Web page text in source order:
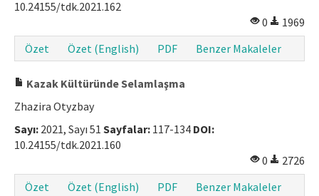
ISSN: 1301-0077 · e-ISSN: 2651-5091
10.24155/tdk.2021.162
0
1969
Özet
Özet (English) PDF Benzer Makaleler
Kazak Kültüründe Selamlaşma
Zhazira Otyzbay
Sayı: 2021, Sayı 51 Sayfalar: 117-134 DOI:
10.24155/tdk.2021.160
0
2726
Özet
Özet (English) PDF Benzer Makaleler